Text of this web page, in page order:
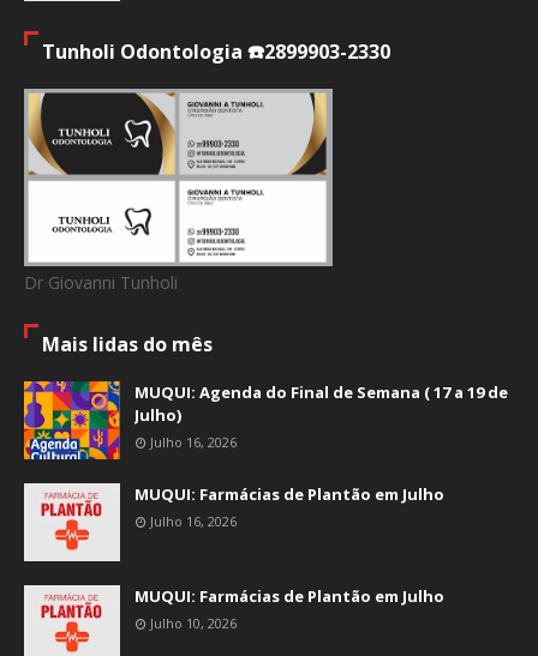
Tunholi Odontologia ☎️2899903-2330
Dr Giovanni Tunholi
Mais lidas do mês
MUQUI: Agenda do Final de Semana ( 17 a 19 de
Julho)
Julho 16, 2026
MUQUI: Farmácias de Plantão em Julho
Julho 16, 2026
MUQUI: Farmácias de Plantão em Julho
Julho 10, 2026